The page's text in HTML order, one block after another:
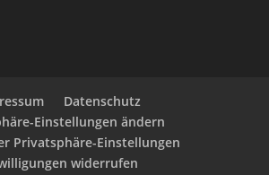
Datenschutz
Einstellungen ändern
Privatsphäre-Einstellungen
widerrufen